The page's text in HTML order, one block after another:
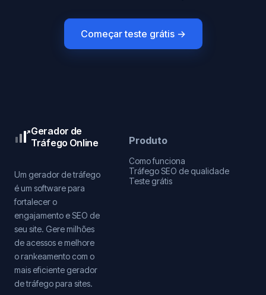
Começar teste grátis →
Gerador de
Tráfego Online
Um gerador de tráfego
é um software para
fortalecer o
engajamento e SEO de
seu site. Gere milhões
de acessos e melhore
o rankeamento com o
mais eficiente gerador
de tráfego para sites.
Produto
Como funciona
Tráfego SEO de qualidade
Teste grátis